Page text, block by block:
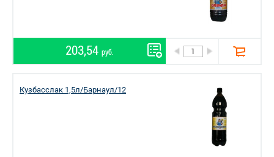
203,54 руб.
Кузбасслак 1,5л/Барнаул/12